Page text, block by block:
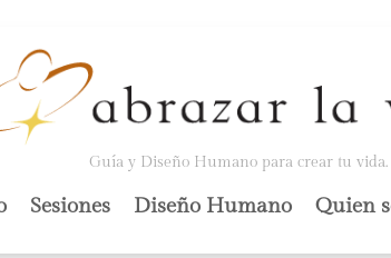
Guía y Diseño Humano para crear tu vida.
Sesiones Diseño Humano Quien